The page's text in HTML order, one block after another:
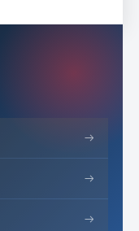
→
→
→